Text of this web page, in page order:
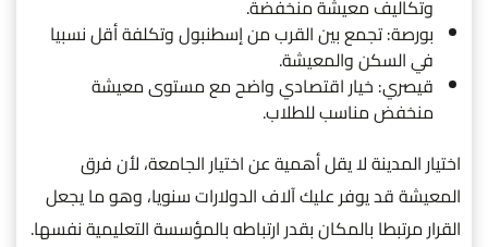
وتكاليف معيشة منخفضة.
بورصة: تجمع بين القرب من إسطنبول وتكلفة أقل نسبيا
في السكن والمعيشة.
قيصري: خيار اقتصادي واضح مع مستوى معيشة
منخفض مناسب للطلاب.
اختيار المدينة لا يقل أهمية عن اختيار الجامعة، لأن فرق
المعيشة قد يوفر عليك آلاف الدولارات سنويا، وهو ما يجعل
القرار مرتبطا بالمكان بقدر ارتباطه بالمؤسسة التعليمية نفسها.